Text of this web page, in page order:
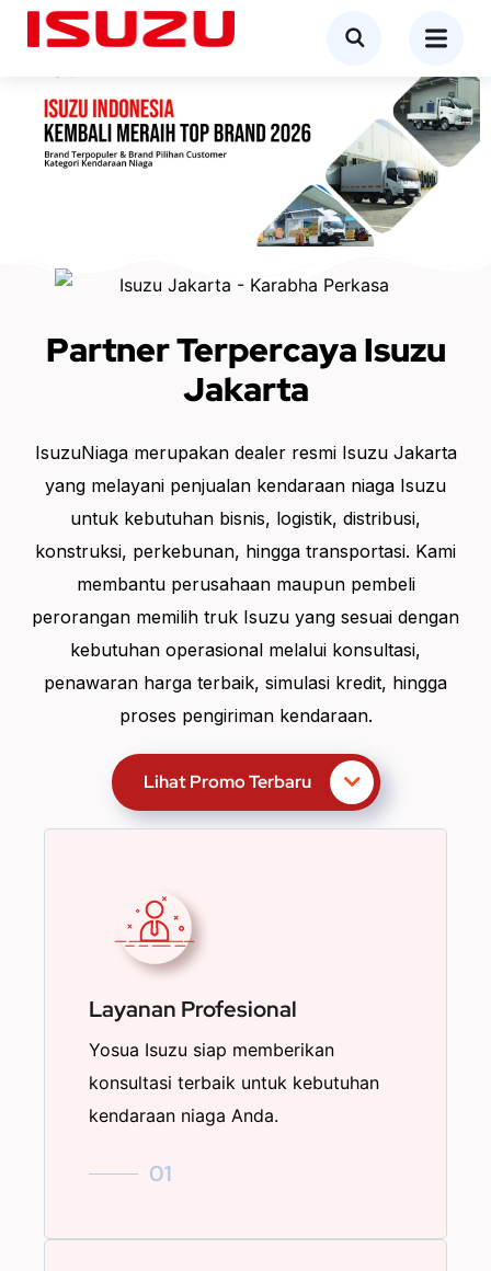
Partner Terpercaya Isuzu
Jakarta
IsuzuNiaga merupakan dealer resmi Isuzu Jakarta
yang melayani penjualan kendaraan niaga Isuzu
untuk kebutuhan bisnis, logistik, distribusi,
konstruksi, perkebunan, hingga transportasi. Kami
membantu perusahaan maupun pembeli
perorangan memilih truk Isuzu yang sesuai dengan
kebutuhan operasional melalui konsultasi,
penawaran harga terbaik, simulasi kredit, hingga
proses pengiriman kendaraan.
Lihat Promo Terbaru
Layanan Profesional
Yosua Isuzu siap memberikan
konsultasi terbaik untuk kebutuhan
kendaraan niaga Anda.
01